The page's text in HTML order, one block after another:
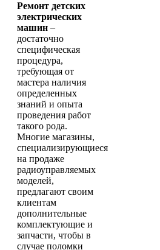
Ремонт детских
электрических
машин –
достаточно
специфическая
процедура,
требующая от
мастера наличия
определенных
знаний и опыта
проведения работ
такого рода.
Многие магазины,
специализирующиеся
на продаже
радиоуправляемых
моделей,
предлагают своим
клиентам
дополнительные
комплектующие и
запчасти, чтобы в
случае поломки